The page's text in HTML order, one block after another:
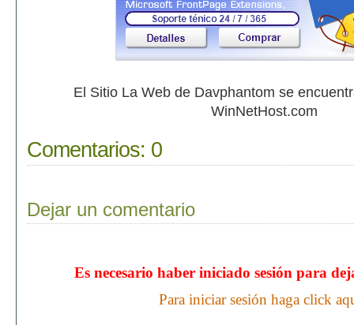
El Sitio La Web de Davphantom se
WinNetHost.com
Comentarios: 0
Dejar un comentario
Es necesario haber iniciado sesión para
Para iniciar sesión haga click